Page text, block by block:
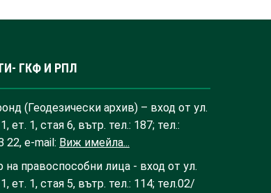
ГКФ И РПЛ
(Геодезически архив) – вход от ул.
ет. 1, стая 6, вътр. тел.: 187; тел.:
22, e-mail: Виж имейла...
на правоспособни лица - вход от ул.
ет. 1, стая 5, вътр. тел.: 114; тел.02/